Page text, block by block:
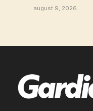
august 9, 2026